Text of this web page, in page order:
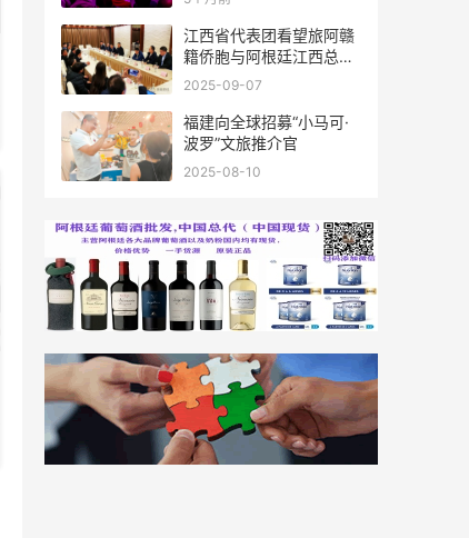
江西省代表团看望旅阿赣
籍侨胞与阿根廷江西总商
会座谈
2025-09-07
福建向全球招募“小马可·
波罗”文旅推介官
2025-08-10